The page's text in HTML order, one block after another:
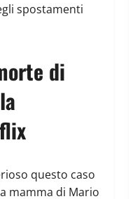
spostamenti
di
questo caso
mamma di Mario